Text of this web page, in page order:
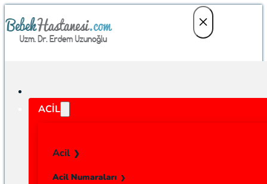
ACIL
Acil
Acil Numaraları